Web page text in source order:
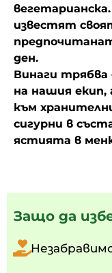
известят
ден.
Винаги трябва
на нашия екип,
към
сигурни в
ястията в
Защо да